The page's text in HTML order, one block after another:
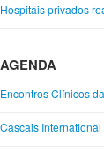
Hospitais privados
AGENDA
Encontros Clínicos
Cascais